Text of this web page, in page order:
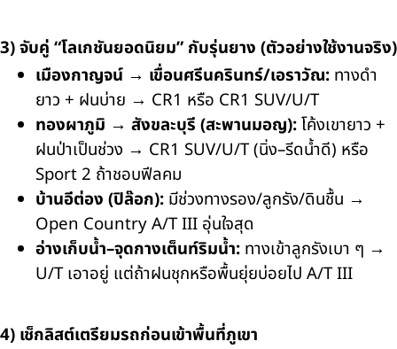
3) จับคู่ “โลเกชันยอดนิยม” กับรุ่นยาง (ตัวอย่างใช้งานจริง)
เมืองกาญจน์ → เขื่อนศรีนครินทร์/เอราวัณ: ทางดำ
ยาว + ฝนบ่าย → CR1 หรือ CR1 SUV/U/T
ทองผาภูมิ → สังขละบุรี (สะพานมอญ):โค้งเขายาว +
ฝนป่าเป็นช่วง → CR1 SUV/U/T(นิ่ง–รีดน้ำดี) หรือ
Sport 2 ถ้าชอบฟีลคม
บ้านอีต่อง (ปิล๊อก): มีช่วงทางรอง/ลูกรัง/ดินชื้น →
Open Country A/T III อุ่นใจสุด
อ่างเก็บน้ำ–จุดกางเต็นท์ริมน้ำ: ทางเข้าลูกรังเบา ๆ →
U/Tเอาอยู่ แต่ถ้าฝนชุกหรือพื้นยุ่ยบ่อยไป A/T III
4) เช็กลิสต์เตรียมรถก่อนเข้าพื้นที่ภูเขา